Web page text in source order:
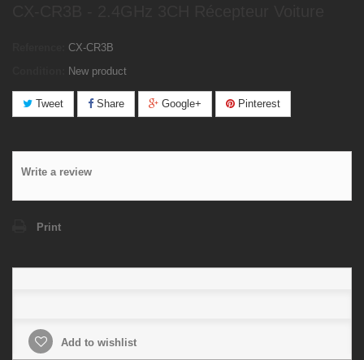
CX-CR3B
New product
Tweet Share Google+ Pinterest
Write a review
Print
Add to wishlist